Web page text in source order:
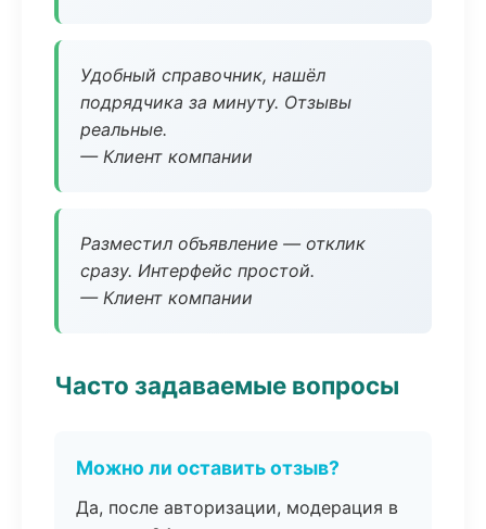
Удобный справочник, нашёл
подрядчика за минуту. Отзывы
реальные.
— Клиент компании
Разместил объявление — отклик
сразу. Интерфейс простой.
— Клиент компании
Часто задаваемые вопросы
Можно ли оставить отзыв?
Да, после авторизации, модерация в